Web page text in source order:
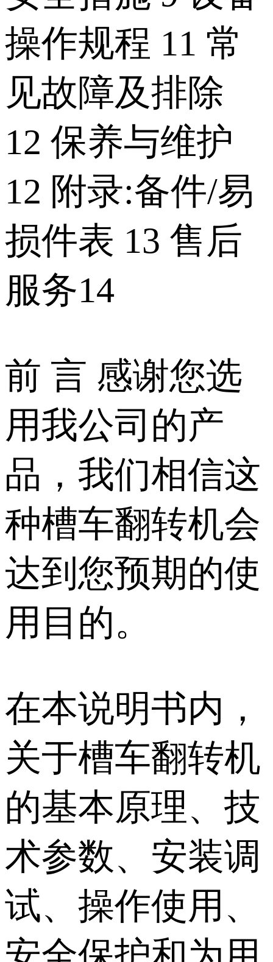
操作规程 11 常
见故障及排除
12 保养与维护
12 附录:备件/易
损件表 13 售后
服务14
前 言 感谢您选
用我公司的产
品，我们相信这
种槽车翻转机会
达到您预期的使
用目的。
在本说明书内，
关于槽车翻转机
的基本原理、技
术参数、安装调
试、操作使用、